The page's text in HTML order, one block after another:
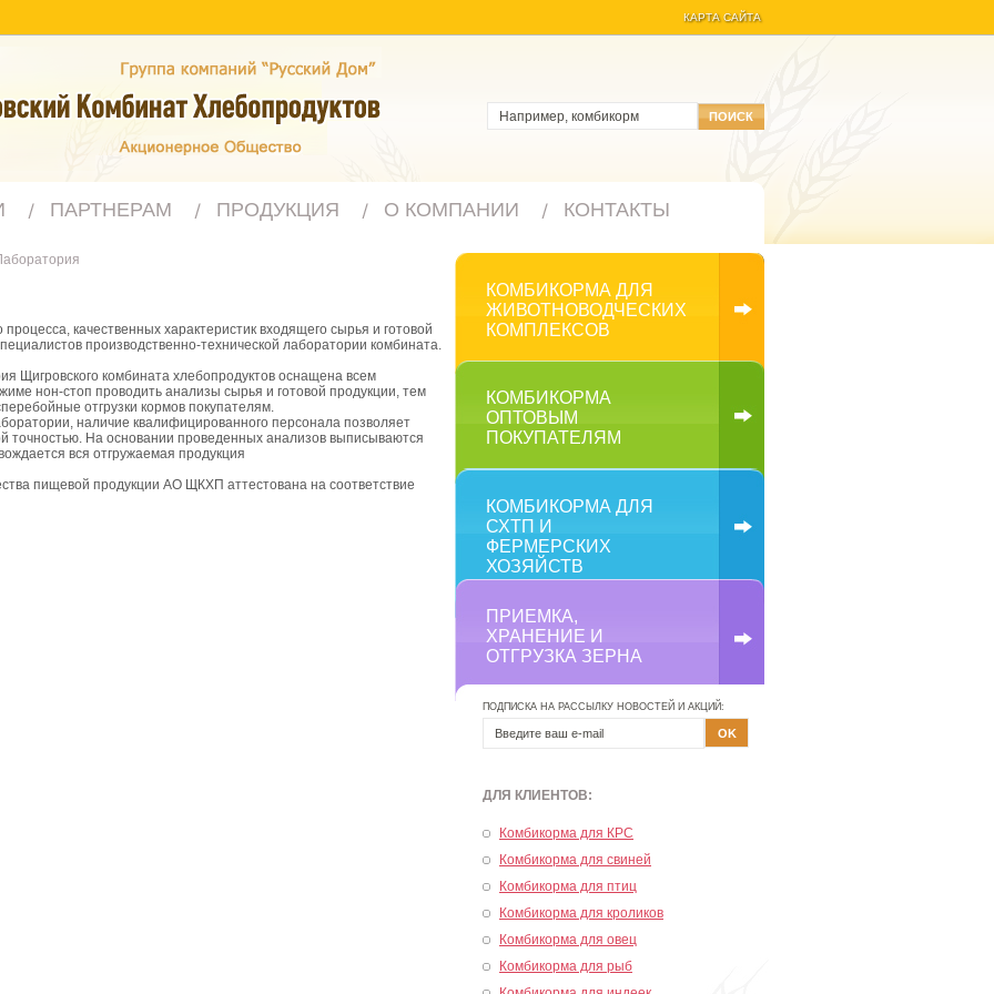
КАРТА САЙТА
ПАРТНЕРАМ ПРОДУКЦИЯ О КОМПАНИИ КОНТАКТЫ
качественных характеристик входящего сырья и готовой
производственно-технической лаборатории комбината.
Щигровского комбината хлебопродуктов оснащена всем
нон-стоп проводить анализы сырья и готовой продукции, тем
отгрузки кормов покупателям.
наличие квалифицированного персонала позволяет
точностью. На основании проведенных анализов выписываются
вся отгружаемая продукция
пищевой продукции АО ЩКХП аттестована на соответствие
КОМБИКОРМА ДЛЯ
ЖИВОТНОВОДЧЕСКИХ
КОМПЛЕКСОВ
КОМБИКОРМА
ОПТОВЫМ
ПОКУПАТЕЛЯМ
КОМБИКОРМА ДЛЯ
СХТП И
ФЕРМЕРСКИХ
ХОЗЯЙСТВ
ПРИЕМКА,
ХРАНЕНИЕ И
ОТГРУЗКА ЗЕРНА
ПОДПИСКА НА РАССЫЛКУ НОВОСТЕЙ И АКЦИЙ:
ДЛЯ КЛИЕНТОВ:
Комбикорма для КРС
Комбикорма для свиней
Комбикорма для птиц
Комбикорма для кроликов
Комбикорма для овец
Комбикорма для рыб